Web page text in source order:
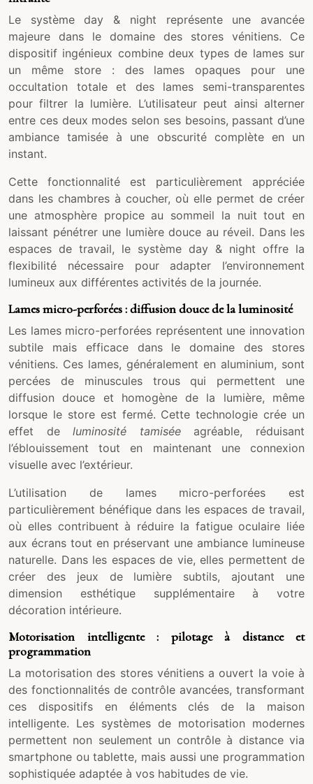
Le système day & night représente une avancée
majeure dans le domaine des stores vénitiens. Ce
dispositif ingénieux combine deux types de lames sur
un même store : des lames opaques pour une
occultation totale et des lames semi-transparentes
pour filtrer la lumière. L’utilisateur peut ainsi alterner
entre ces deux modes selon ses besoins, passant d’une
ambiance tamisée à une obscurité complète en un
instant.
Cette fonctionnalité est particulièrement appréciée
dans les chambres à coucher, où elle permet de créer
une atmosphère propice au sommeil la nuit tout en
laissant pénétrer une lumière douce au réveil. Dans les
espaces de travail, le système day & night offre la
flexibilité nécessaire pour adapter l’environnement
lumineux aux différentes activités de la journée.
Lames micro-perforées : diffusion douce de la luminosité
Les lames micro-perforées représentent une innovation
subtile mais efficace dans le domaine des stores
vénitiens. Ces lames, généralement en aluminium, sont
percées de minuscules trous qui permettent une
diffusion douce et homogène de la lumière, même
lorsque le store est fermé. Cette technologie crée un
effet deluminosité tamiséeagréable, réduisant
l’éblouissement tout en maintenant une connexion
visuelle avec l’extérieur.
L’utilisation de lames micro-perforées est
particulièrement bénéfique dans les espaces de travail,
où elles contribuent à réduire la fatigue oculaire liée
aux écrans tout en préservant une ambiance lumineuse
naturelle. Dans les espaces de vie, elles permettent de
créer des jeux de lumière subtils, ajoutant une
dimension esthétique supplémentaire à votre
décoration intérieure.
Motorisation intelligente : pilotage à distance et
programmation
La motorisation des stores vénitiens a ouvert la voie à
des fonctionnalités de contrôle avancées, transformant
ces dispositifs en éléments clés de la maison
intelligente. Les systèmes de motorisation modernes
permettent non seulement un contrôle à distance via
smartphone ou tablette, mais aussi une programmation
sophistiquée adaptée à vos habitudes de vie.